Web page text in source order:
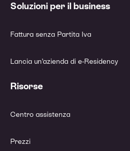
Soluzioni per il business
Fattura senza Partita Iva
Lancia un’azienda di e-Residency
Risorse
Centro assistenza
Prezzi